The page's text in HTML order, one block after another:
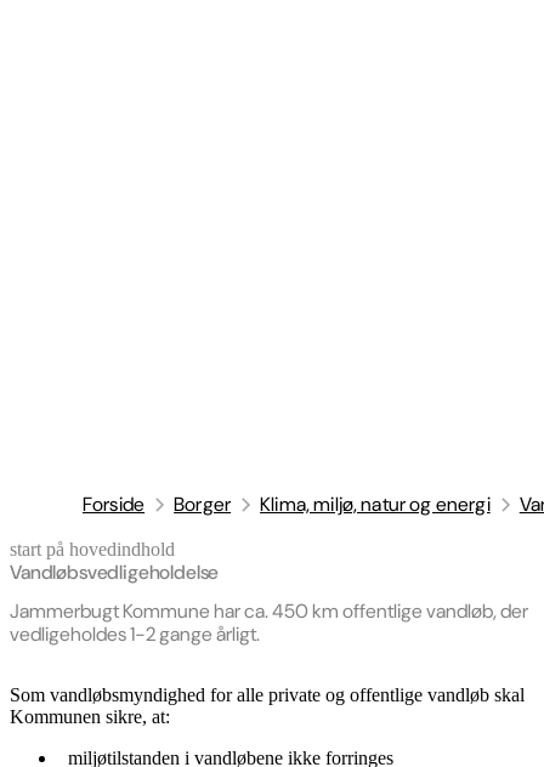
Forside Borger Klima, miljø, natur og energi
start på hovedindhold
Vandløbsvedligeholdelse
Jammerbugt Kommune har ca. 450 km offentlige vandløb, der
vedligeholdes 1-2 gange årligt.
senest opdateret 20. april 2026
Som vandløbsmyndighed for alle private og offentlige vandløb skal
Kommunen sikre, at:
miljøtilstanden i vandløbene ikke forringes